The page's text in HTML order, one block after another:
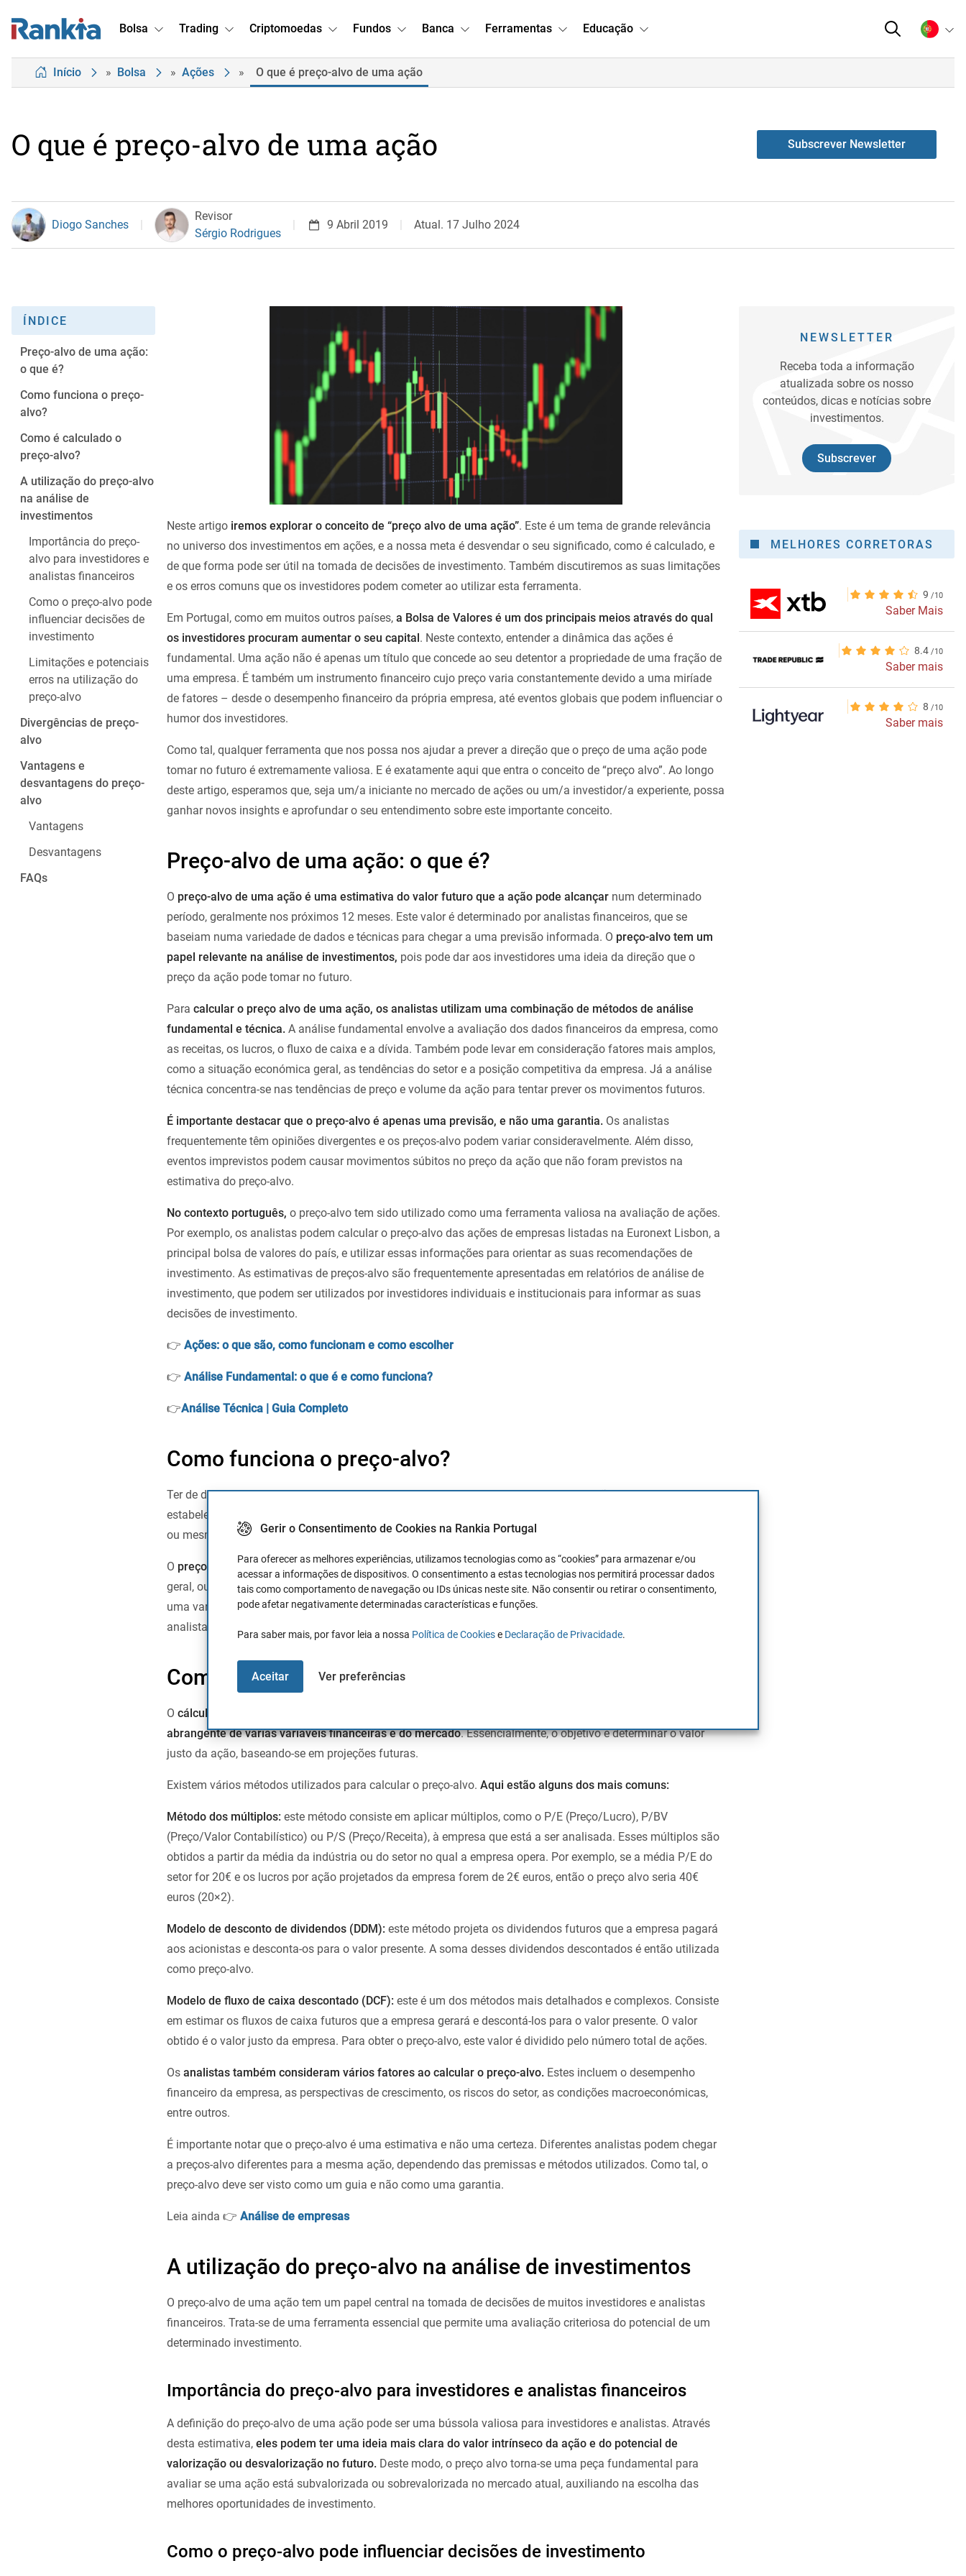
Gerir o Consentimento de Cookies na Rankia Portugal
Para oferecer as melhores experiências, utilizamos tecnologias como as “cookies” para armazenar e/ou
acessar a informações de dispositivos. O consentimento a estas tecnologias nos permitirá processar dados
tais como comportamento de navegação ou IDs únicas neste site. Não consentir ou retirar o consentimento,
pode afetar negativamente determinadas características e funções.
Para saber mais, por favor leia a nossa Política de Cookiese Declaração de Privacidade.
Aceitar Ver preferências
Bolsa Trading Criptomoedas Fundos Banca Ferramentas Educação
Início » Bolsa » Ações » O que é preço-alvo de uma ação
O que é preço-alvo de uma ação Subscrever Newsletter
Diogo Sanches
Revisor
Sérgio Rodrigues
9 Abril 2019 Atual. 17 Julho 2024
ÍNDICE
Preço-alvo de uma ação:
o que é?
Como funciona o preço-
alvo?
Como é calculado o
preço-alvo?
A utilização do preço-alvo
na análise de
investimentos
Importância do preço-
alvo para investidores e
analistas financeiros
Como o preço-alvo pode
influenciar decisões de
investimento
Limitações e potenciais
erros na utilização do
preço-alvo
Divergências de preço-
alvo
Vantagens e
desvantagens do preço-
alvo
Vantagens
Desvantagens
FAQs
Neste artigo iremos explorar o conceito de “preço alvo de uma ação”. Este é um tema de grande relevância
no universo dos investimentos em ações, e a nossa meta é desvendar o seu significado, como é calculado, e
de que forma pode ser útil na tomada de decisões de investimento. Também discutiremos as suas limitações
e os erros comuns que os investidores podem cometer ao utilizar esta ferramenta.
Em Portugal, como em muitos outros países, a Bolsa de Valores é um dos principais meios através do qual
os investidores procuram aumentar o seu capital. Neste contexto, entender a dinâmica das ações é
fundamental. Uma ação não é apenas um título que concede ao seu detentor a propriedade de uma fração de
uma empresa. É também um instrumento financeiro cujo preço varia constantemente devido a uma miríade
de fatores – desde o desempenho financeiro da própria empresa, até eventos globais que podem influenciar o
humor dos investidores.
Como tal, qualquer ferramenta que nos possa nos ajudar a prever a direção que o preço de uma ação pode
tomar no futuro é extremamente valiosa. E é exatamente aqui que entra o conceito de “preço alvo”. Ao longo
deste artigo, esperamos que, seja um/a iniciante no mercado de ações ou um/a investidor/a experiente, possa
ganhar novos insights e aprofundar o seu entendimento sobre este importante conceito.
Preço-alvo de uma ação: o que é?
O preço-alvo de uma ação é uma estimativa do valor futuro que a ação pode alcançar num determinado
período, geralmente nos próximos 12 meses. Este valor é determinado por analistas financeiros, que se
baseiam numa variedade de dados e técnicas para chegar a uma previsão informada. O preço-alvo tem um
papel relevante na análise de investimentos, pois pode dar aos investidores uma ideia da direção que o
preço da ação pode tomar no futuro.
Para calcular o preço alvo de uma ação, os analistas utilizam uma combinação de métodos de análise
fundamental e técnica. A análise fundamental envolve a avaliação dos dados financeiros da empresa, como
as receitas, os lucros, o fluxo de caixa e a dívida. Também pode levar em consideração fatores mais amplos,
como a situação económica geral, as tendências do setor e a posição competitiva da empresa. Já a análise
técnica concentra-se nas tendências de preço e volume da ação para tentar prever os movimentos futuros.
É importante destacar que o preço-alvo é apenas uma previsão, e não uma garantia. Os analistas
frequentemente têm opiniões divergentes e os preços-alvo podem variar consideravelmente. Além disso,
eventos imprevistos podem causar movimentos súbitos no preço da ação que não foram previstos na
estimativa do preço-alvo.
No contexto português, o preço-alvo tem sido utilizado como uma ferramenta valiosa na avaliação de ações.
Por exemplo, os analistas podem calcular o preço-alvo das ações de empresas listadas na Euronext Lisbon, a
principal bolsa de valores do país, e utilizar essas informações para orientar as suas recomendações de
investimento. As estimativas de preços-alvo são frequentemente apresentadas em relatórios de análise de
investimento, que podem ser utilizados por investidores individuais e institucionais para informar as suas
decisões de investimento.
👉 Ações: o que são, como funcionam e como escolher
👉 Análise Fundamental: o que é e como funciona?
👉Análise Técnica | Guia Completo
Como funciona o preço-alvo?
Ter de definir um preço-alvo éestabelecer para onde o preço se deve deslocar.Isto não significa que ao
estabelecer que um bem deve valer 50 euros, atingirá esse preço. Embora possa estar dentro desse intervalo
ou mesmo exceder o preço-alvo.
O preço-alvo de uma empresa/ação é variável.Pode evoluir a partir da situação macroeconómica a nível
geral, ou do sector e da empresa em particular. Isto significa que o preço-alvo da empresa não é fixo, mas sim
uma variável dinâmica. Dependendo do tipo de análise da bolsa de valores utilizada e mesmo do tipo de
analista, o conjunto de preços pode ser diferente.
Como é calculado o preço-alvo?
O cálculo do preço-alvo de uma ação é um processo complexo que requer uma análise profunda e
abrangente de várias variáveis financeiras e do mercado. Essencialmente, o objetivo é determinar o valor
justo da ação, baseando-se em projeções futuras.
Existem vários métodos utilizados para calcular o preço-alvo. Aqui estão alguns dos mais comuns:
Método dos múltiplos: este método consiste em aplicar múltiplos, como o P/E (Preço/Lucro), P/BV
(Preço/Valor Contabilístico) ou P/S (Preço/Receita), à empresa que está a ser analisada. Esses múltiplos são
obtidos a partir da média da indústria ou do setor no qual a empresa opera. Por exemplo, se a média P/E do
setor for 20€ e os lucros por ação projetados da empresa forem de 2€ euros, então o preço alvo seria 40€
euros (20×2).
Modelo de desconto de dividendos (DDM): este método projeta os dividendos futuros que a empresa pagará
aos acionistas e desconta-os para o valor presente. A soma desses dividendos descontados é então utilizada
como preço-alvo.
Modelo de fluxo de caixa descontado (DCF): este é um dos métodos mais detalhados e complexos. Consiste
em estimar os fluxos de caixa futuros que a empresa gerará e descontá-los para o valor presente. O valor
obtido é o valor justo da empresa. Para obter o preço-alvo, este valor é dividido pelo número total de ações.
Os analistas também consideram vários fatores ao calcular o preço-alvo. Estes incluem o desempenho
financeiro da empresa, as perspectivas de crescimento, os riscos do setor, as condições macroeconómicas,
entre outros.
É importante notar que o preço-alvo é uma estimativa e não uma certeza. Diferentes analistas podem chegar
a preços-alvo diferentes para a mesma ação, dependendo das premissas e métodos utilizados. Como tal, o
preço-alvo deve ser visto como um guia e não como uma garantia.
Leia ainda 👉 Análise de empresas
A utilização do preço-alvo na análise de investimentos
O preço-alvo de uma ação tem um papel central na tomada de decisões de muitos investidores e analistas
financeiros. Trata-se de uma ferramenta essencial que permite uma avaliação criteriosa do potencial de um
determinado investimento.
Importância do preço-alvo para investidores e analistas financeiros
A definição do preço-alvo de uma ação pode ser uma bússola valiosa para investidores e analistas. Através
desta estimativa, eles podem ter uma ideia mais clara do valor intrínseco da ação e do potencial de
valorização ou desvalorização no futuro. Deste modo, o preço alvo torna-se uma peça fundamental para
avaliar se uma ação está subvalorizada ou sobrevalorizada no mercado atual, auxiliando na escolha das
melhores oportunidades de investimento.
Como o preço-alvo pode influenciar decisões de investimento
NEWSLETTER
Receba toda a informação
atualizada sobre os nosso
conteúdos, dicas e notícias sobre
investimentos.
Subscrever
MELHORES CORRETORAS
9
Saber Mais
8.4
Saber mais
8
Saber mais